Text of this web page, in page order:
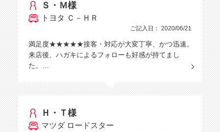
Ｓ・Ｍ様
トヨタ Ｃ－ＨＲ
ご記入日： 2020/06/21
満足度★★★★★接客・対応が大変丁寧、かつ迅速。
来店後、ハガキによるフォローも好感が持てまし
た。…
Ｈ・Ｔ様
マツダ ロードスター